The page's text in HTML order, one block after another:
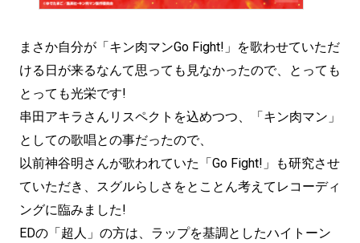
まさか自分が「キン肉マンGo Fight!」を歌わせていただ
ける日が来るなんて思っても見なかったので、とっても
とっても光栄です!
串田アキラさんリスペクトを込めつつ、「キン肉マン」
としての歌唱との事だったので、
以前神谷明さんが歌われていた「Go Fight!」も研究させ
ていただき、スグルらしさをとことん考えてレコーディ
ングに臨みました!
EDの「超人」の方は、ラップを基調としたハイトーン